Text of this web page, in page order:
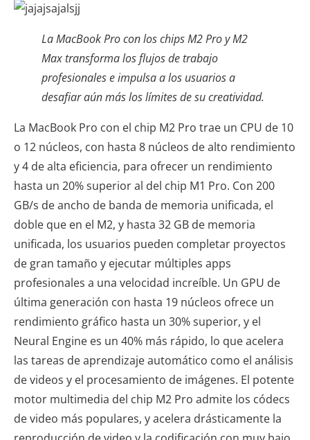
La MacBook Pro con los chips M2 Pro y M2
Max transforma los flujos de trabajo
profesionales e impulsa a los usuarios a
desafiar aún más los límites de su creatividad.
La MacBook Pro con el chip M2 Pro trae un CPU de 10
o 12 núcleos, con hasta 8 núcleos de alto rendimiento
y 4 de alta eficiencia, para ofrecer un rendimiento
hasta un 20% superior al del chip M1 Pro. Con 200
GB/s de ancho de banda de memoria unificada, el
doble que en el M2, y hasta 32 GB de memoria
unificada, los usuarios pueden completar proyectos
de gran tamaño y ejecutar múltiples apps
profesionales a una velocidad increíble. Un GPU de
última generación con hasta 19 núcleos ofrece un
rendimiento gráfico hasta un 30% superior, y el
Neural Engine es un 40% más rápido, lo que acelera
las tareas de aprendizaje automático como el análisis
de videos y el procesamiento de imágenes. El potente
motor multimedia del chip M2 Pro admite los códecs
de video más populares, y acelera drásticamente la